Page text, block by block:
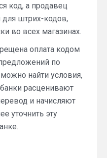
код, а продавец
для штрих-кодов,
во всех магазинах.
оплата кодом
по
можно найти условия,
расценивают
и начисляют
уточнить эту